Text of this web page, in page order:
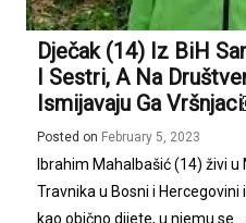
Dječak (14) Iz BiH
I Sestri, A Na
Ismijavaju Ga
Posted on February 5, 2023
Ibrahim Mahalbašić (14) živi
Travnika u Bosni i Hercegovini
kao obično dijete, u njemu se ...